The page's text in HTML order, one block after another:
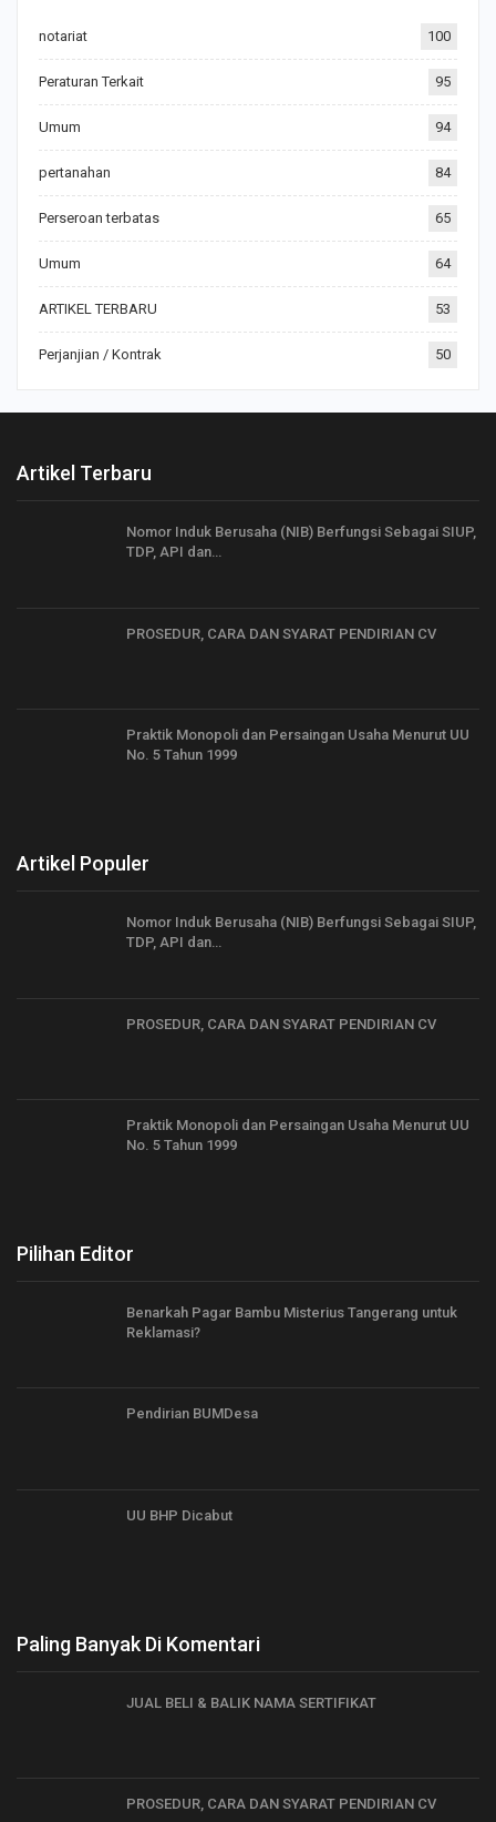
notariat 100
Peraturan Terkait 95
Umum 94
pertanahan 84
Perseroan terbatas 65
Umum 64
ARTIKEL TERBARU 53
Perjanjian / Kontrak 50
Artikel Terbaru
Nomor Induk Berusaha (NIB) Berfungsi Sebagai SIUP,
TDP, API dan…
PROSEDUR, CARA DAN SYARAT PENDIRIAN CV
Praktik Monopoli dan Persaingan Usaha Menurut UU
No. 5 Tahun 1999
Artikel Populer
Nomor Induk Berusaha (NIB) Berfungsi Sebagai SIUP,
TDP, API dan…
PROSEDUR, CARA DAN SYARAT PENDIRIAN CV
Praktik Monopoli dan Persaingan Usaha Menurut UU
No. 5 Tahun 1999
Pilihan Editor
Benarkah Pagar Bambu Misterius Tangerang untuk
Reklamasi?
Pendirian BUMDesa
UU BHP Dicabut
Paling Banyak Di Komentari
JUAL BELI & BALIK NAMA SERTIFIKAT
PROSEDUR, CARA DAN SYARAT PENDIRIAN CV